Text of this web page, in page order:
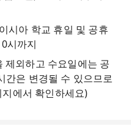
시아 학교 휴일 및 공휴
시까지
제외하고 수요일에는 공
간은 변경될 수 있으므로
에서 확인하세요)